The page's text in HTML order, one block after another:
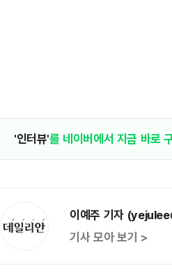
'인터뷰'를 네이버에서 지금 바로
이예주 기자
기사 모아 보기 >